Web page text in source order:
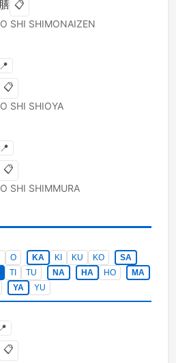
📋
SHI SHIMONAIZEN
📍
📋
SHI SHIOYA
📍
📋
SHI SHIMMURA
O KA KI KU KO
SA
TI TU NA HA HO
MA
YA YU
📍
📋